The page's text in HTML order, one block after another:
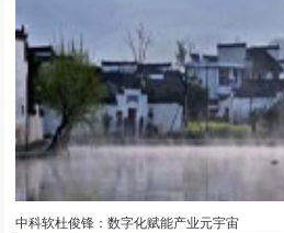
中科软杜俊锋：数字化赋能产业元宇宙